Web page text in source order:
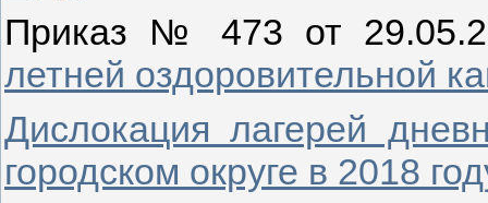
Приказ № 473 от
летней оздоровительной
Дислокация лагерей
городском округе в 2018